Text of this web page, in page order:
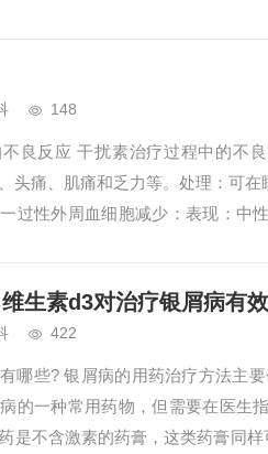
148
良反应 干扰素治疗过程中的不
头痛、肌痛和乏力等。处理：可
过性外周血细胞减少：表现：中
生素d3对治疗银屑病有
422
哪些? 银屑病的用药治疗方法主
的一种常用药物，但需要在医生
是不含激素的药膏，这类药膏同